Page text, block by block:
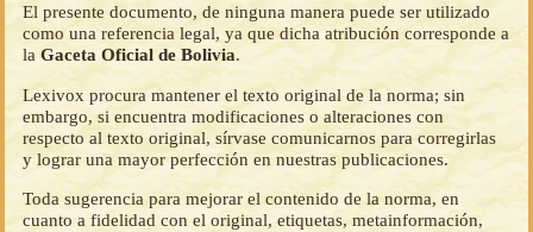
El presente documento, de ninguna manera puede ser utilizado
como una referencia legal, ya que dicha atribución corresponde a
laGaceta Oficial de Bolivia.
Lexivox procura mantener el texto original de la norma; sin
embargo, si encuentra modificaciones o alteraciones con
respecto al texto original, sírvase comunicarnos para corregirlas
y lograr una mayor perfección en nuestras publicaciones.
Toda sugerencia para mejorar el contenido de la norma, en
cuanto a fidelidad con el original, etiquetas, metainformación,